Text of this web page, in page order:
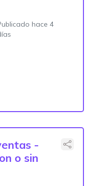
hace 4
-
o sin